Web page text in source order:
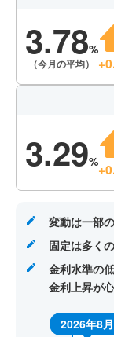
3.78%
（今月の平均）
3.29%
変動は一部
固定は多く
金利水準の
金利上昇が
2026年8月